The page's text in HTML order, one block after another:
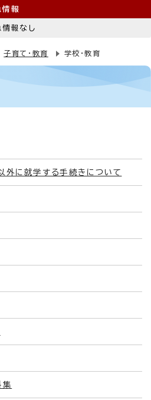
情報
情報なし
子育て・教育 学校・教育
外に就学する手続きについて
集